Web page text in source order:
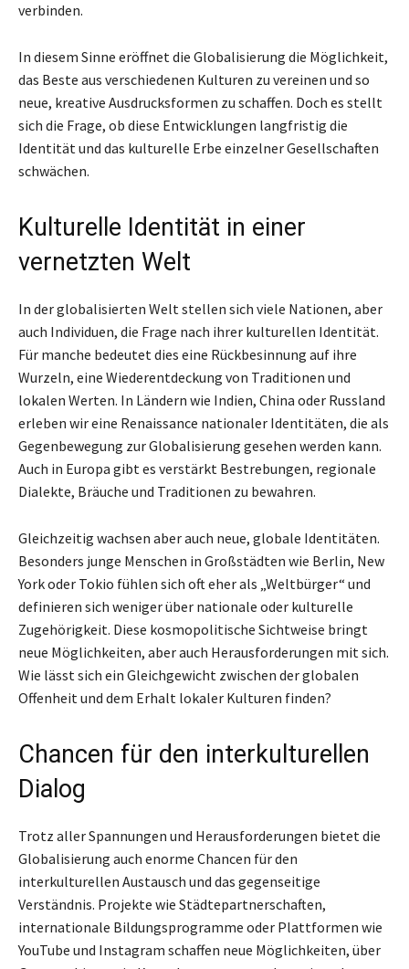
verbinden.
In diesem Sinne eröffnet die Globalisierung die Möglichkeit,
das Beste aus verschiedenen Kulturen zu vereinen und so
neue, kreative Ausdrucksformen zu schaffen. Doch es stellt
sich die Frage, ob diese Entwicklungen langfristig die
Identität und das kulturelle Erbe einzelner Gesellschaften
schwächen.
Kulturelle Identität in einer
vernetzten Welt
In der globalisierten Welt stellen sich viele Nationen, aber
auch Individuen, die Frage nach ihrer kulturellen Identität.
Für manche bedeutet dies eine Rückbesinnung auf ihre
Wurzeln, eine Wiederentdeckung von Traditionen und
lokalen Werten. In Ländern wie Indien, China oder Russland
erleben wir eine Renaissance nationaler Identitäten, die als
Gegenbewegung zur Globalisierung gesehen werden kann.
Auch in Europa gibt es verstärkt Bestrebungen, regionale
Dialekte, Bräuche und Traditionen zu bewahren.
Gleichzeitig wachsen aber auch neue, globale Identitäten.
Besonders junge Menschen in Großstädten wie Berlin, New
York oder Tokio fühlen sich oft eher als „Weltbürger“ und
definieren sich weniger über nationale oder kulturelle
Zugehörigkeit. Diese kosmopolitische Sichtweise bringt
neue Möglichkeiten, aber auch Herausforderungen mit sich.
Wie lässt sich ein Gleichgewicht zwischen der globalen
Offenheit und dem Erhalt lokaler Kulturen finden?
Chancen für den interkulturellen
Dialog
Trotz aller Spannungen und Herausforderungen bietet die
Globalisierung auch enorme Chancen für den
interkulturellen Austausch und das gegenseitige
Verständnis. Projekte wie Städtepartnerschaften,
internationale Bildungsprogramme oder Plattformen wie
YouTube und Instagram schaffen neue Möglichkeiten, über